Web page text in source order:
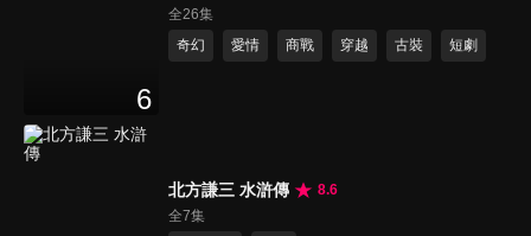
6
全26集
奇幻
愛情 商戰 穿越 古裝 短劇
北方謙三 水滸傳
8.6
全7集